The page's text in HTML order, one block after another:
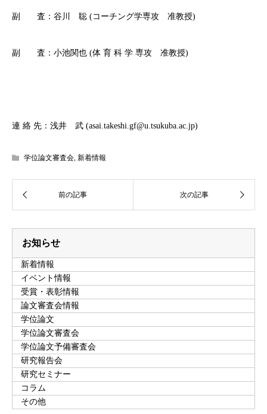
副 査：谷川 聡 (コーチング学専攻 准教授)
副 査：小池関也 (体 育 科 学 専攻 准教授)
連 絡 先：浅井 武 (asai.takeshi.gf@u.tsukuba.ac.jp)
学位論文審査会, 新着情報
お知らせ
新着情報
イベント情報
受賞・表彰情報
論文審査会情報
学位論文
学位論文審査会
学位論文予備審査会
研究報告会
研究セミナー
コラム
その他